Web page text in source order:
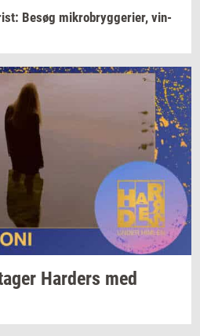
Besøg mi­kro­bryg­ge­ri­er, vin­
Har­ders med